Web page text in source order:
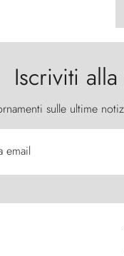
Iscriviti
sulle ultime
email